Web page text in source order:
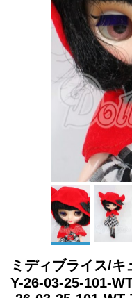
ミディブライス/
Y-26-03-25-101-